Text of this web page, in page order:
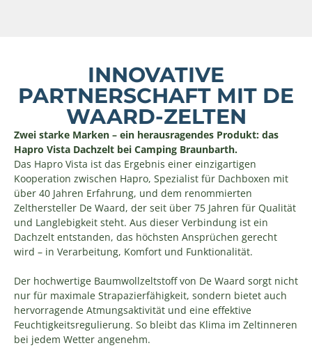
INNOVATIVE
PARTNERSCHAFT MIT DE
WAARD-ZELTEN
Zwei starke Marken – ein herausragendes Produkt: das
Hapro Vista Dachzelt bei Camping Braunbarth.
Das Hapro Vista ist das Ergebnis einer einzigartigen
Kooperation zwischen Hapro, Spezialist für Dachboxen mit
über 40 Jahren Erfahrung, und dem renommierten
Zelthersteller De Waard, der seit über 75 Jahren für Qualität
und Langlebigkeit steht. Aus dieser Verbindung ist ein
Dachzelt entstanden, das höchsten Ansprüchen gerecht
wird – in Verarbeitung, Komfort und Funktionalität.
Der hochwertige Baumwollzeltstoff von De Waard sorgt nicht
nur für maximale Strapazierfähigkeit, sondern bietet auch
hervorragende Atmungsaktivität und eine effektive
Feuchtigkeitsregulierung. So bleibt das Klima im Zeltinneren
bei jedem Wetter angenehm.